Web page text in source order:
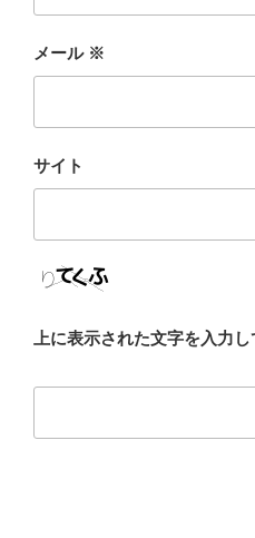
メール ※
サイト
上に表示された文字を入力し